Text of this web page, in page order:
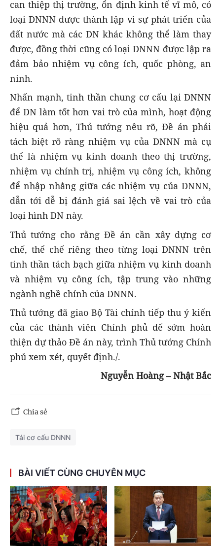
can thiệp thị trường, ổn định kinh tế vĩ mô, có
loại DNNN được thành lập vì sự phát triển của
đất nước mà các DN khác không thể làm thay
được, đồng thời cũng có loại DNNN được lập ra
đảm bảo nhiệm vụ công ích, quốc phòng, an
ninh.
Nhấn mạnh, tinh thần chung cơ cấu lại DNNN
để DN làm tốt hơn vai trò của mình, hoạt động
hiệu quả hơn, Thủ tướng nêu rõ, Đề án phải
tách biệt rõ ràng nhiệm vụ của DNNN mà cụ
thể là nhiệm vụ kinh doanh theo thị trường,
nhiệm vụ chính trị, nhiệm vụ công ích, không
để nhập nhằng giữa các nhiệm vụ của DNNN,
dẫn tới dễ bị đánh giá sai lệch về vai trò của
loại hình DN này.
Thủ tướng cho rằng Đề án cần xây dựng cơ
chế, thể chế riêng theo từng loại DNNN trên
tinh thần tách bạch giữa nhiệm vụ kinh doanh
và nhiệm vụ công ích, tập trung vào những
ngành nghề chính của DNNN.
Thủ tướng đã giao Bộ Tài chính tiếp thu ý kiến
của các thành viên Chính phủ để sớm hoàn
thiện dự thảo Đề án này, trình Thủ tướng Chính
phủ xem xét, quyết định./.
Nguyễn Hoàng – Nhật Bắc
Chia sẻ
Tái cơ cấu DNNN
BÀI VIẾT CÙNG CHUYÊN MỤC